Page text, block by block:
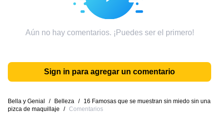
Aún no hay comentarios. ¡Puedes ser el primero!
Sign in para agregar un comentario
Bella y Genial / Belleza /
16 Famosas que se muestran sin miedo sin una
pizca de maquillaje
/ Comentarios